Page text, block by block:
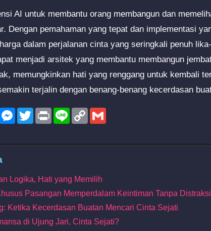
AI untuk membantu orang membangun dan
Dengan pemahaman yang tepat dan implementasi
dalam perjalanan cinta yang seringkali penuh
menjadi arsitek yang membantu membangun
memungkinkan hati yang renggang untuk kembali
terjalin dengan benang-benang kecerdasan
Messenger
TwitterPrint Line Copy
Link
Logika, Hati yang Memilih
Pasangan Memperdalam Keintiman Tanpa Distraksi
Ketika Kecerdasan Buatan Mencari Cinta Sejati
di Ujung Jari, Cinta Sejati?